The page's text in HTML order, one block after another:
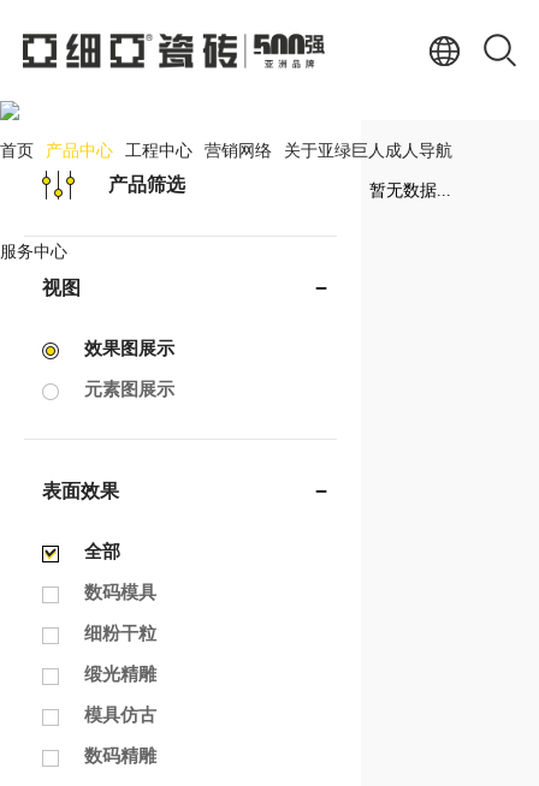
首页 产品中心 工程中心 营销网络 关于亚绿巨人成人导航
服务中心
PRODUCT CENTER
产品筛选
视图
效果图展示
元素图展示
表面效果
全部
数码模具
细粉干粒
缎光精雕
模具仿古
数码精雕
暂无数据...